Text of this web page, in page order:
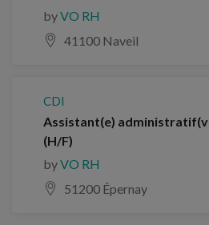
byVO RH
41100 Naveil
CDI
Assistant(e)
(H/F)
byVO RH
51200 Épernay